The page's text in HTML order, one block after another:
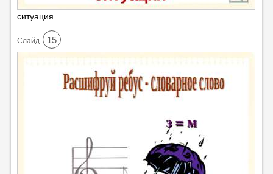
ситуация
Cлайд 15